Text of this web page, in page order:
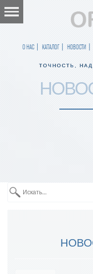
О НАС КАТАЛОГ НОВОСТИ
ТОЧНОСТЬ,